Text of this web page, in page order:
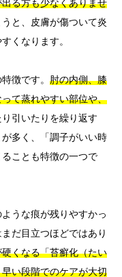
る方も少なくありませ
と、皮膚が傷ついて炎
くなります。
徴です。 肘の内側、膝
て蒸れやすい部位や、
引いたりを繰り返す
が多く、「調子がいい時
ことも特徴の一つで
うな痕が残りやすかっ
だ目立つほどではあり
くなる「苔癬化（たい
い段階でのケアが大切